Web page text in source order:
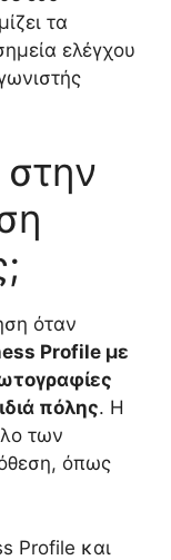
τα
ελέγχου
όταν
Profile με
πόλης. Η
των
όπως
Profile και